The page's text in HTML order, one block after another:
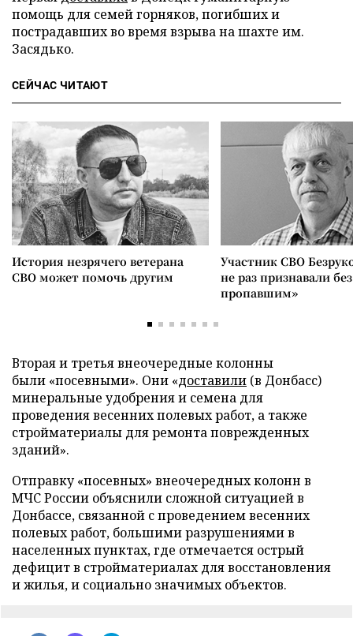
помощь для семей горняков, погибших и
пострадавших во время взрыва на шахте им.
Засядько.
СЕЙЧАС ЧИТАЮТ
История незрячего ветерана
СВО может помочь другим
Участник СВО
не раз признавали
пропавшим»
Вторая и третья внеочередные колонны
были «посевными». Они «доставили (в Донбасс)
минеральные удобрения и семена для
проведения весенних полевых работ, а также
стройматериалы для ремонта поврежденных
зданий».
Отправку «посевных» внеочередных колонн в
МЧС России объяснили сложной ситуацией в
Донбассе, связанной с проведением весенних
полевых работ, большими разрушениями в
населенных пунктах, где отмечается острый
дефицит в стройматериалах для восстановления
и жилья, и социально значимых объектов.